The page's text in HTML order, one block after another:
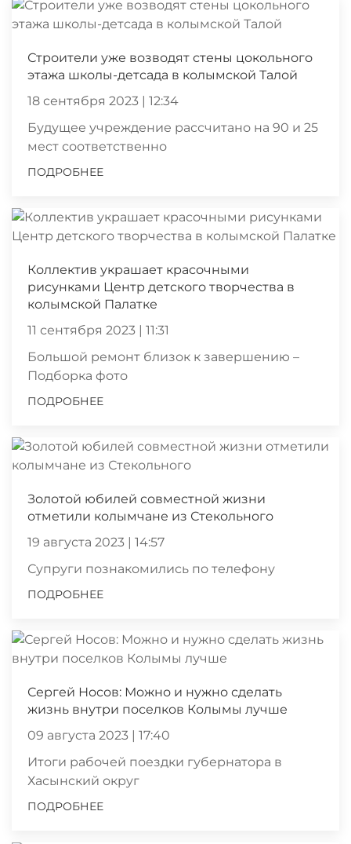
Строители уже возводят стены цокольного
этажа школы-детсада в колымской Талой
18 сентября 2023 | 12:34
Будущее учреждение рассчитано на 90 и 25
мест соответственно
ПОДРОБНЕЕ
Коллектив украшает красочными
рисунками Центр детского творчества в
колымской Палатке
11 сентября 2023 | 11:31
Большой ремонт близок к завершению –
Подборка фото
ПОДРОБНЕЕ
Золотой юбилей совместной жизни
отметили колымчане из Стекольного
19 августа 2023 | 14:57
Супруги познакомились по телефону
ПОДРОБНЕЕ
Сергей Носов: Можно и нужно сделать
жизнь внутри поселков Колымы лучше
09 августа 2023 | 17:40
Итоги рабочей поездки губернатора в
Хасынский округ
ПОДРОБНЕЕ